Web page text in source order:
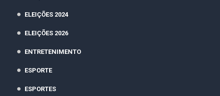
ELEIÇÕES 2024
ELEIÇÕES 2026
ENTRETENIMENTO
ESPORTE
ESPORTES